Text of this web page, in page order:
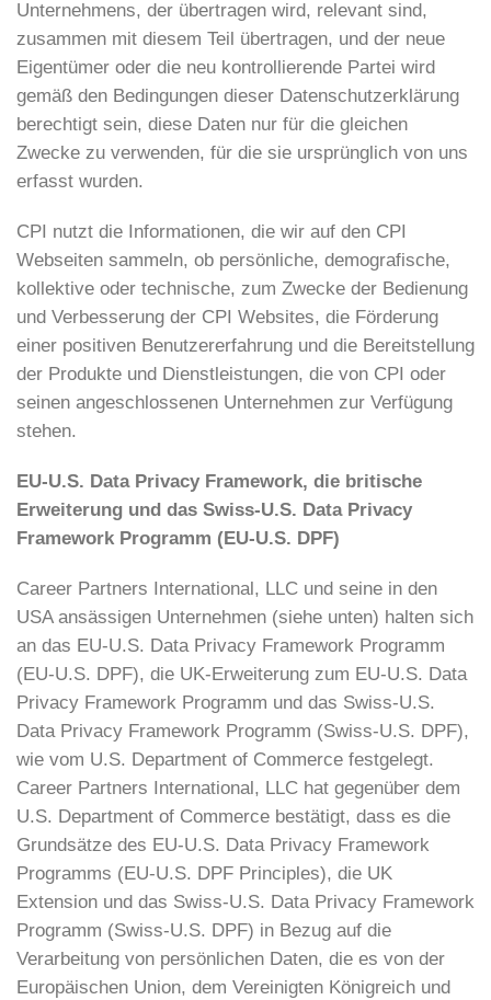
Unternehmens, der übertragen wird, relevant sind,
zusammen mit diesem Teil übertragen, und der neue
Eigentümer oder die neu kontrollierende Partei wird
gemäß den Bedingungen dieser Datenschutzerklärung
berechtigt sein, diese Daten nur für die gleichen
Zwecke zu verwenden, für die sie ursprünglich von uns
erfasst wurden.
CPI nutzt die Informationen, die wir auf den CPI
Webseiten sammeln, ob persönliche, demografische,
kollektive oder technische, zum Zwecke der Bedienung
und Verbesserung der CPI Websites, die Förderung
einer positiven Benutzererfahrung und die Bereitstellung
der Produkte und Dienstleistungen, die von CPI oder
seinen angeschlossenen Unternehmen zur Verfügung
stehen.
EU-U.S. Data Privacy Framework, die britische
Erweiterung und das Swiss-U.S. Data Privacy
Framework Programm (EU-U.S. DPF)
Career Partners International, LLC und seine in den
USA ansässigen Unternehmen (siehe unten) halten sich
an das EU-U.S. Data Privacy Framework Programm
(EU-U.S. DPF), die UK-Erweiterung zum EU-U.S. Data
Privacy Framework Programm und das Swiss-U.S.
Data Privacy Framework Programm (Swiss-U.S. DPF),
wie vom U.S. Department of Commerce festgelegt.
Career Partners International, LLC hat gegenüber dem
U.S. Department of Commerce bestätigt, dass es die
Grundsätze des EU-U.S. Data Privacy Framework
Programms (EU-U.S. DPF Principles), die UK
Extension und das Swiss-U.S. Data Privacy Framework
Programm (Swiss-U.S. DPF) in Bezug auf die
Verarbeitung von persönlichen Daten, die es von der
Europäischen Union, dem Vereinigten Königreich und